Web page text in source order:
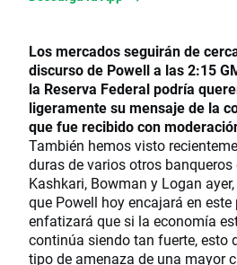
Los mercados seguirán de
discurso de Powell a las 2:15
la Reserva Federal podría
ligeramente su mensaje de la
que fue recibido con
También hemos visto
duras de varios otros
Kashkari, Bowman y Logan
que Powell hoy encajará en
enfatizará que si la economía
continúa siendo tan fuerte, esto
tipo de amenaza de una mayor